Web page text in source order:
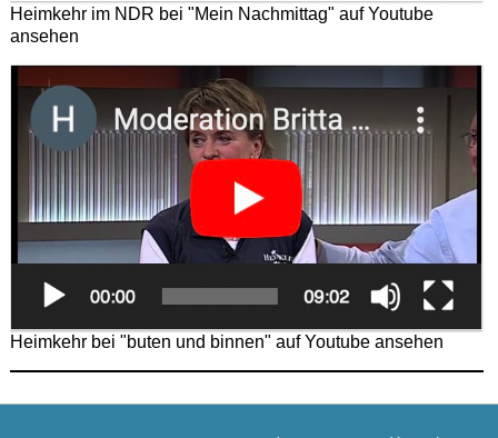
Heimkehr im NDR bei "Mein Nachmittag" auf Youtube
ansehen
Heimkehr bei "buten und binnen" auf Youtube ansehen